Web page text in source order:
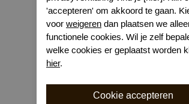
'accepteren' om akkoord te gaan.
voor weigeren dan plaatsen we
functionele cookies. Wil je zelf
welke cookies er geplaatst worden
hier.